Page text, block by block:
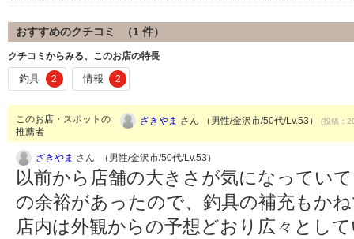
おすすめのクチコミ （1 件）
クチコミからみる、このお店の特長
釣具 2 情報 2
このお店・スポットの
推薦者
ざきやま さん （男性/金沢市/50代/Lv.53） (投稿：
ざきやま さん （男性/金沢市/50代/Lv.53）
以前から店舗の大きさが気になってい
の余裕があったので、釣具の補充もか
店内は外観からの予想どおり広々とし